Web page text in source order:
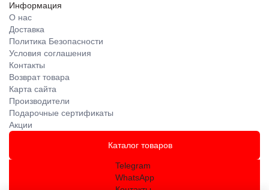
Информация
О нас
Доставка
Политика Безопасности
Условия соглашения
Контакты
Возврат товара
Карта сайта
Производители
Подарочные сертификаты
Акции
Каталог товаров
Telegram
WhatsApp